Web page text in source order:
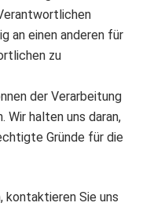
an einen anderen für
zu
der Verarbeitung
Wir halten uns daran,
Gründe für die
kontaktieren Sie uns